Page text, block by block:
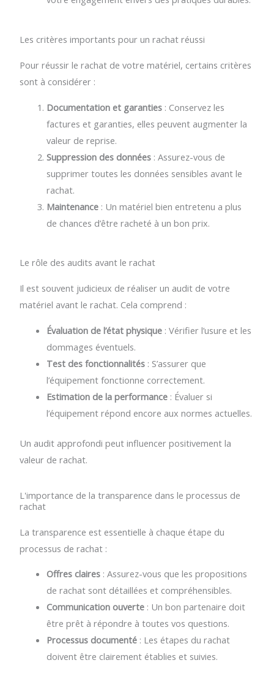
Les critères importants pour un rachat réussi
Pour réussir le rachat de votre matériel, certains critères
sont à considérer :
Documentation et garanties : Conservez les
factures et garanties, elles peuvent augmenter la
valeur de reprise.
Suppression des données : Assurez-vous de
supprimer toutes les données sensibles avant le
rachat.
Maintenance : Un matériel bien entretenu a plus
de chances d’être racheté à un bon prix.
Le rôle des audits avant le rachat
Il est souvent judicieux de réaliser un audit de votre
matériel avant le rachat. Cela comprend :
Évaluation de l’état physique : Vérifier l’usure et les
dommages éventuels.
Test des fonctionnalités : S’assurer que
l’équipement fonctionne correctement.
Estimation de la performance : Évaluer si
l’équipement répond encore aux normes actuelles.
Un audit approfondi peut influencer positivement la
valeur de rachat.
L'importance de la transparence dans le processus de
rachat
La transparence est essentielle à chaque étape du
processus de rachat :
Offres claires : Assurez-vous que les propositions
de rachat sont détaillées et compréhensibles.
Communication ouverte : Un bon partenaire doit
être prêt à répondre à toutes vos questions.
Processus documenté : Les étapes du rachat
doivent être clairement établies et suivies.